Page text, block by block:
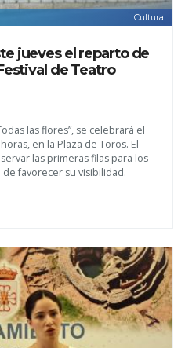
Cultura
jueves el reparto de
de Teatro
las flores”, se celebrará el
en la Plaza de Toros. El
las primeras filas para los
favorecer su visibilidad.